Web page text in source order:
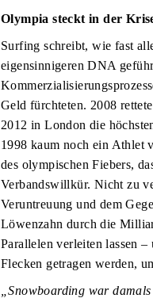
Olympia steckt in der
Surfing schreibt, wie fast
eigensinnigeren DNA
Geld fürchteten. 2008
2012 in London die
1998 kaum noch ein Athlet
des olympischen Fiebers,
Verbandswillkür. Nicht zu
Veruntreuung und dem
Löwenzahn durch die
Parallelen verleiten lassen
Flecken getragen werden,
„Snowboarding war